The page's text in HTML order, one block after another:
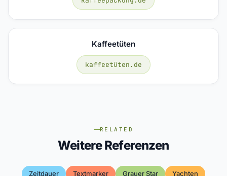
Kaffeetüten
kaffeetüten.de
RELATED
Weitere Referenzen
Zeitdauer Textmarker Grauer Star Yachten